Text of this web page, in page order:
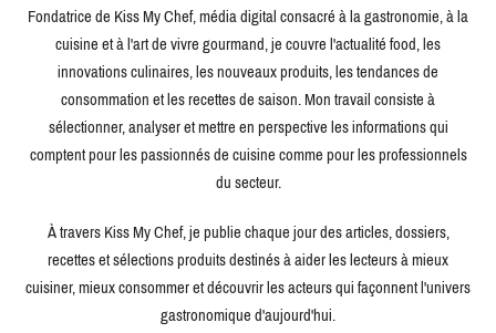
Fondatrice de Kiss My Chef, média digital consacré à la gastronomie, à la
cuisine et à l'art de vivre gourmand, je couvre l'actualité food, les
innovations culinaires, les nouveaux produits, les tendances de
consommation et les recettes de saison. Mon travail consiste à
sélectionner, analyser et mettre en perspective les informations qui
comptent pour les passionnés de cuisine comme pour les professionnels
du secteur.
À travers Kiss My Chef, je publie chaque jour des articles, dossiers,
recettes et sélections produits destinés à aider les lecteurs à mieux
cuisiner, mieux consommer et découvrir les acteurs qui façonnent l'univers
gastronomique d'aujourd'hui.